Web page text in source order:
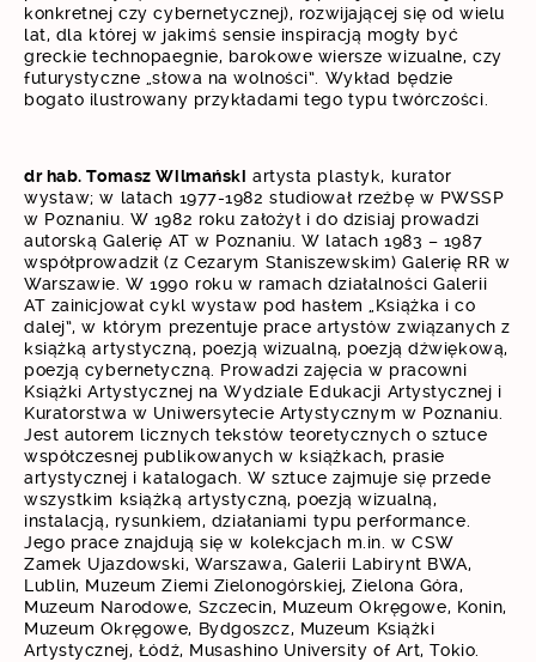
konkretnej czy cybernetycznej), rozwijającej się od wielu
lat, dla której w jakimś sensie inspiracją mogły być
greckie technopaegnie, barokowe wiersze wizualne, czy
futurystyczne „słowa na wolności”. Wykład będzie
bogato ilustrowany przykładami tego typu twórczości.
dr hab. Tomasz Wilmański artysta plastyk, kurator
wystaw; w latach 1977-1982 studiował rzeźbę w PWSSP
w Poznaniu. W 1982 roku założył i do dzisiaj prowadzi
autorską Galerię AT w Poznaniu. W latach 1983 – 1987
współprowadził (z Cezarym Staniszewskim) Galerię RR w
Warszawie. W 1990 roku w ramach działalności Galerii
AT zainicjował cykl wystaw pod hasłem „Książka i co
dalej”, w którym prezentuje prace artystów związanych z
książką artystyczną, poezją wizualną, poezją dźwiękową,
poezją cybernetyczną. Prowadzi zajęcia w pracowni
Książki Artystycznej na Wydziale Edukacji Artystycznej i
Kuratorstwa w Uniwersytecie Artystycznym w Poznaniu.
Jest autorem licznych tekstów teoretycznych o sztuce
współczesnej publikowanych w książkach, prasie
artystycznej i katalogach. W sztuce zajmuje się przede
wszystkim książką artystyczną, poezją wizualną,
instalacją, rysunkiem, działaniami typu performance.
Jego prace znajdują się w kolekcjach m.in. w CSW
Zamek Ujazdowski, Warszawa, Galerii Labirynt BWA,
Lublin, Muzeum Ziemi Zielonogórskiej, Zielona Góra,
Muzeum Narodowe, Szczecin, Muzeum Okręgowe, Konin,
Muzeum Okręgowe, Bydgoszcz, Muzeum Książki
Artystycznej, Łódź, Musashino University of Art, Tokio.